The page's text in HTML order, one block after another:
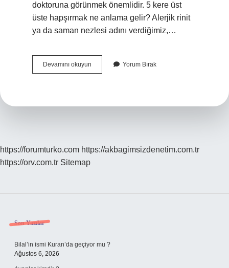
doktoruna görünmek önemlidir. 5 kere üst
üste hapşırmak ne anlama gelir? Alerjik rinit
ya da saman nezlesi adını verdiğimiz,…
Devamını okuyun
Arkaya
Yorum Bırak
https://forumturko.com https://akbagimsizdenetim.com.tr
https://orv.com.tr Sitemap
Sidebar
Son Yazılar
Bilal’in ismi Kuran’da geçiyor mu ?
Ağustos 6, 2026